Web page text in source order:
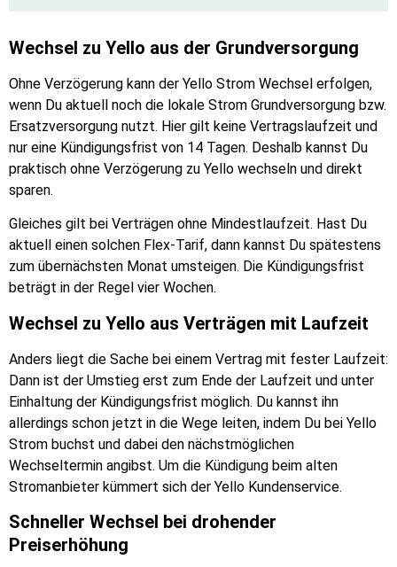
Wechsel zu Yello aus der Grundversorgung
Ohne Verzögerung kann der Yello Strom Wechsel erfolgen,
wenn Du aktuell noch die lokale Strom Grundversorgung bzw.
Ersatzversorgung nutzt. Hier gilt keine Vertragslaufzeit und
nur eine Kündigungsfrist von 14 Tagen. Deshalb kannst Du
praktisch ohne Verzögerung zu Yello wechseln und direkt
sparen.
Gleiches gilt bei Verträgen ohne Mindestlaufzeit. Hast Du
aktuell einen solchen Flex-Tarif, dann kannst Du spätestens
zum übernächsten Monat umsteigen. Die Kündigungsfrist
beträgt in der Regel vier Wochen.
Wechsel zu Yello aus Verträgen mit Laufzeit
Anders liegt die Sache bei einem Vertrag mit fester Laufzeit:
Dann ist der Umstieg erst zum Ende der Laufzeit und unter
Einhaltung der Kündigungsfrist möglich. Du kannst ihn
allerdings schon jetzt in die Wege leiten, indem Du bei Yello
Strom buchst und dabei den nächstmöglichen
Wechseltermin angibst. Um die Kündigung beim alten
Stromanbieter kümmert sich der Yello Kundenservice.
Schneller Wechsel bei drohender
Preiserhöhung